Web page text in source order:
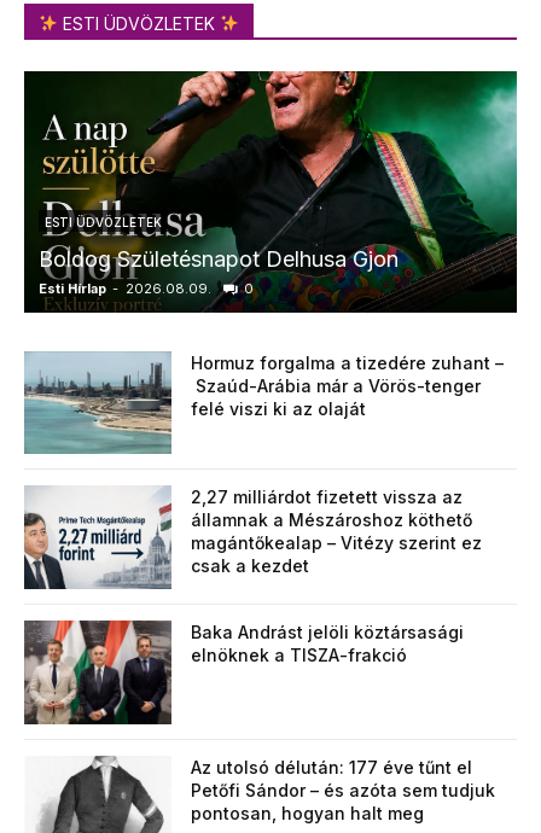
ESTI ÜDVÖZLETEK
ESTI ÜDVÖZLETEK
Boldog Születésnapot Delhusa Gjon
Esti Hírlap - 2026.08.09. 0
Hormuz forgalma a tizedére zuhant –
Szaúd-Arábia már a Vörös-tenger
felé viszi ki az olaját
2,27 milliárdot fizetett vissza az
államnak a Mészároshoz köthető
magántőkealap – Vitézy szerint ez
csak a kezdet
Baka Andrást jelöli köztársasági
elnöknek a TISZA-frakció
Az utolsó délután: 177 éve tűnt el
Petőfi Sándor – és azóta sem tudjuk
pontosan, hogyan halt meg